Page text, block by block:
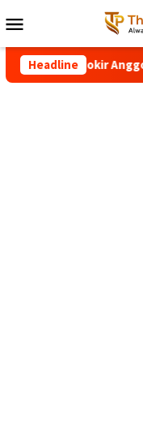
ke
kontenMobile
Headline
Aceh Usut Pokir